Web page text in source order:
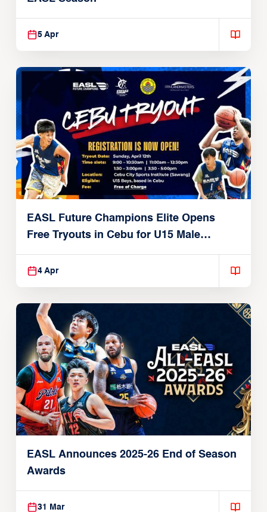
5 Apr
EASL Future Champions Elite Opens
Free Tryouts in Cebu for U15 Male
Players
4 Apr
EASL Announces 2025-26 End of Season
Awards
31 Mar